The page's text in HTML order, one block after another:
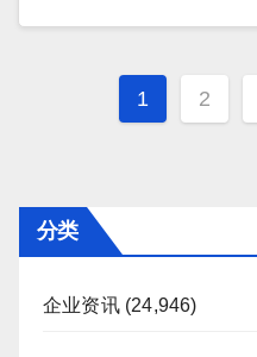
文
章
1 2
分类
企业资讯(24,946)